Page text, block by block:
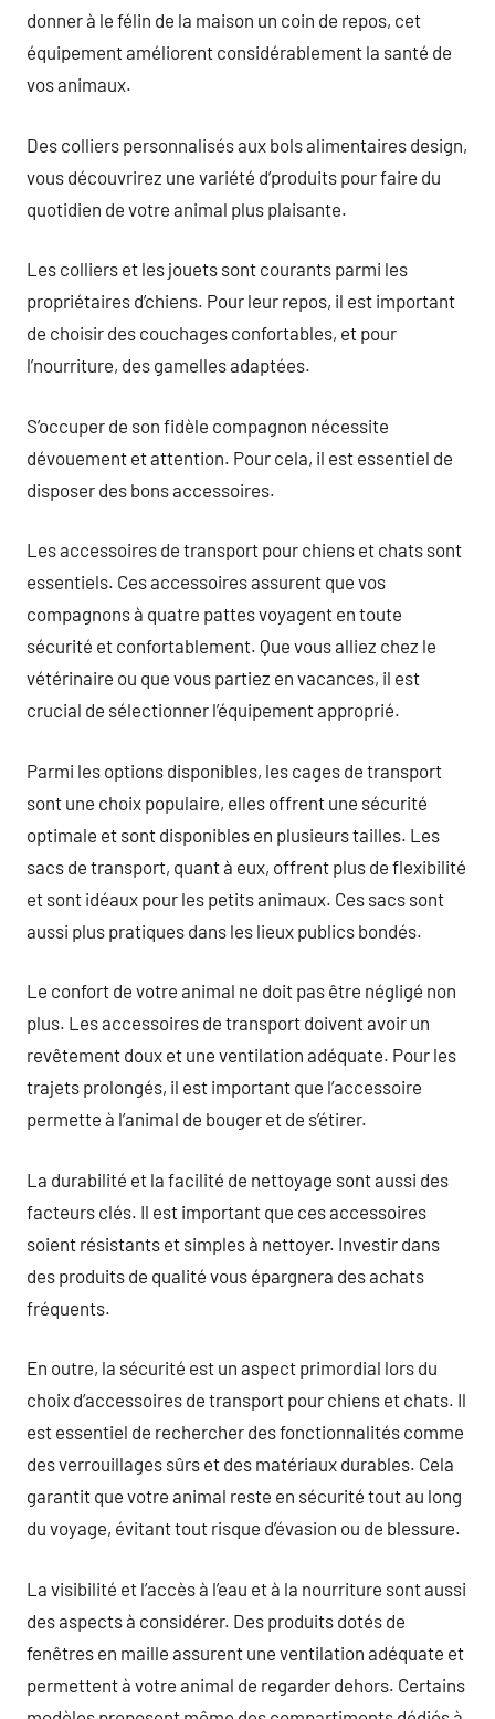
donner à le félin de la maison un coin de repos, cet
équipement améliorent considérablement la santé de
vos animaux.
Des colliers personnalisés aux bols alimentaires design,
vous découvrirez une variété d’produits pour faire du
quotidien de votre animal plus plaisante.
Les colliers et les jouets sont courants parmi les
propriétaires d’chiens. Pour leur repos, il est important
de choisir des couchages confortables, et pour
l’nourriture, des gamelles adaptées.
S’occuper de son fidèle compagnon nécessite
dévouement et attention. Pour cela, il est essentiel de
disposer des bons accessoires.
Les accessoires de transport pour chiens et chats sont
essentiels. Ces accessoires assurent que vos
compagnons à quatre pattes voyagent en toute
sécurité et confortablement. Que vous alliez chez le
vétérinaire ou que vous partiez en vacances, il est
crucial de sélectionner l’équipement approprié.
Parmi les options disponibles, les cages de transport
sont une choix populaire, elles offrent une sécurité
optimale et sont disponibles en plusieurs tailles. Les
sacs de transport, quant à eux, offrent plus de flexibilité
et sont idéaux pour les petits animaux. Ces sacs sont
aussi plus pratiques dans les lieux publics bondés.
Le confort de votre animal ne doit pas être négligé non
plus. Les accessoires de transport doivent avoir un
revêtement doux et une ventilation adéquate. Pour les
trajets prolongés, il est important que l’accessoire
permette à l’animal de bouger et de s’étirer.
La durabilité et la facilité de nettoyage sont aussi des
facteurs clés. Il est important que ces accessoires
soient résistants et simples à nettoyer. Investir dans
des produits de qualité vous épargnera des achats
fréquents.
En outre, la sécurité est un aspect primordial lors du
choix d’accessoires de transport pour chiens et chats. Il
est essentiel de rechercher des fonctionnalités comme
des verrouillages sûrs et des matériaux durables. Cela
garantit que votre animal reste en sécurité tout au long
du voyage, évitant tout risque d’évasion ou de blessure.
La visibilité et l’accès à l’eau et à la nourriture sont aussi
des aspects à considérer. Des produits dotés de
fenêtres en maille assurent une ventilation adéquate et
permettent à votre animal de regarder dehors. Certains